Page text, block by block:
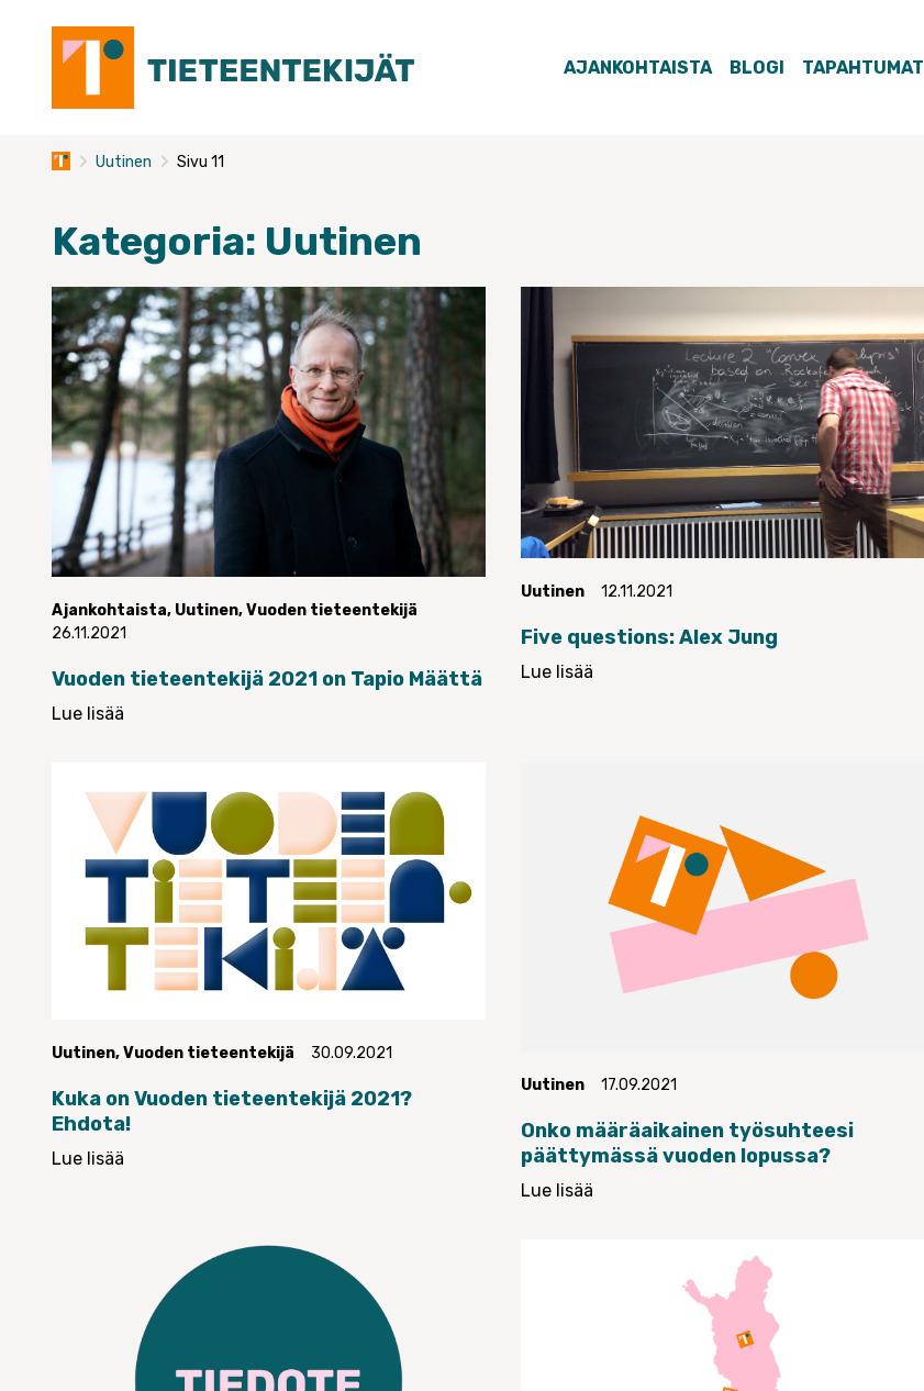
content
AJANKOHTAISTA BLOGI TAPAHTUMAT
Uutinen Sivu 11
Kategoria: Uutinen
Ajankohtaista, Uutinen,Vuoden tieteentekijä
26.11.2021
Vuoden tieteentekijä 2021 on Tapio Määttä
Lue lisää
Uutinen 12.11.2021
Five questions: Alex Jung
Lue lisää
Uutinen,Vuoden tieteentekijä 30.09.2021
Kuka on Vuoden tieteentekijä 2021?
Ehdota!
Lue lisää
Uutinen 17.09.2021
Onko määräaikainen työsuhteesi
päättymässä vuoden lopussa?
Lue lisää